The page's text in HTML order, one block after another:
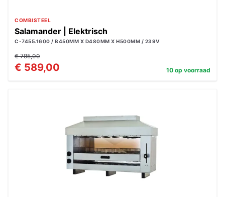
COMBISTEEL
Salamander | Elektrisch
C-7455.1600 / B450MM X D480MM X H500MM / 239V
€ 785,00
€ 589,00 10 op voorraad